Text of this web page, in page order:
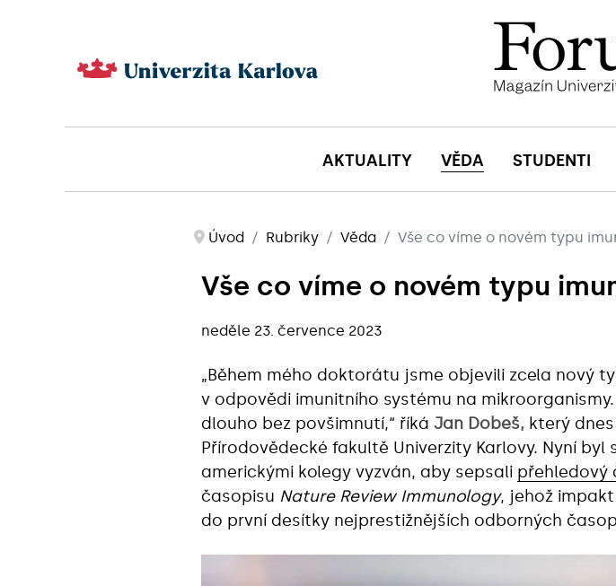
AKTUALITY VĚDA STUDENTI
Úvod Rubriky Věda Vše co víme o novém typu
Vše co víme o novém typu
neděle 23. července 2023
„Během mého doktorátu jsme objevili zcela nový
v odpovědi imunitního systému na
dlouho bez povšimnutí,“ říká Jan Dobeš, který
Přírodovědecké fakultě Univerzity Karlovy. Nyní
americkými kolegy vyzván, aby sepsali přehledový
časopisu Nature Review Immunology, jehož
do první desítky nejprestižnějších odborných